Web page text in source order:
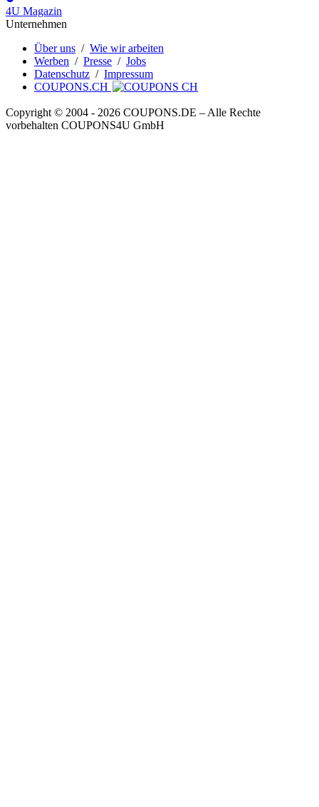
4U Magazin
Unternehmen
Über uns / Wie wir arbeiten
Werben / Presse / Jobs
Datenschutz / Impressum
COUPONS.CH
Copyright © 2004 ‐ 2026 COUPONS.DE – Alle Rechte
vorbehalten COUPONS4U GmbH